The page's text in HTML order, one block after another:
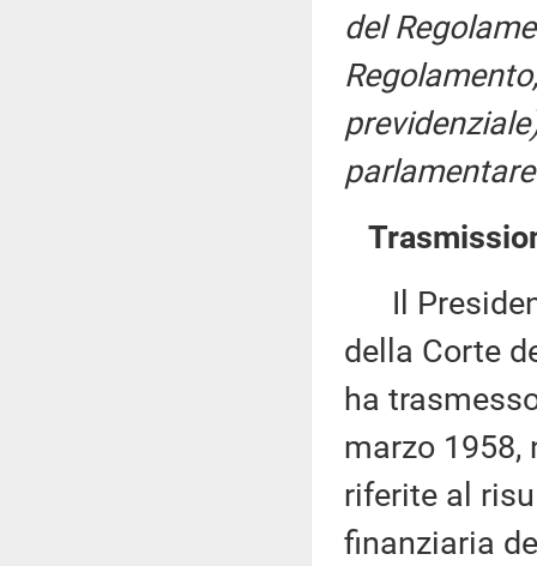
del
Il
della Corte
ha
marzo 1958,
riferite al
finanziaria